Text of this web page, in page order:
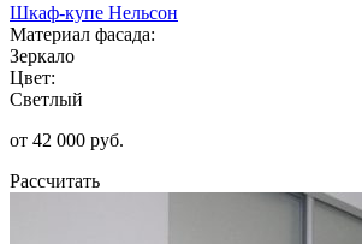
Шкаф-купе Нельсон
Материал фасада:
Зеркало
Цвет:
Светлый
от 42 000 руб.
Рассчитать